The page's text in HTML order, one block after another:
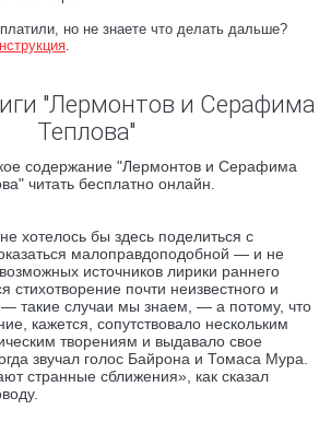
но не знаете что делать дальше?
.
"Лермонтов и Серафима
Теплова"
содержание "Лермонтов и Серафима
читать бесплатно онлайн.
хотелось бы здесь поделиться с
малоправдоподобной — и не
источников лирики раннего
стихотворение почти неизвестного и
— такие случаи мы знаем, — а потому, что
кажется, сопутствовало нескольким
творениям и выдавало свое
звучал голос Байрона и Томаса Мура.
странные сближения», как сказал